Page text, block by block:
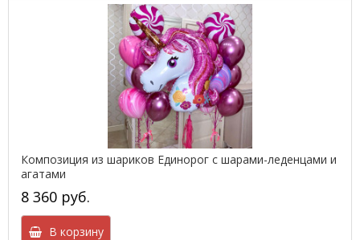
Композиция из шариков Единорог с шарами-леденцами и
агатами
8 360 руб.
В корзину